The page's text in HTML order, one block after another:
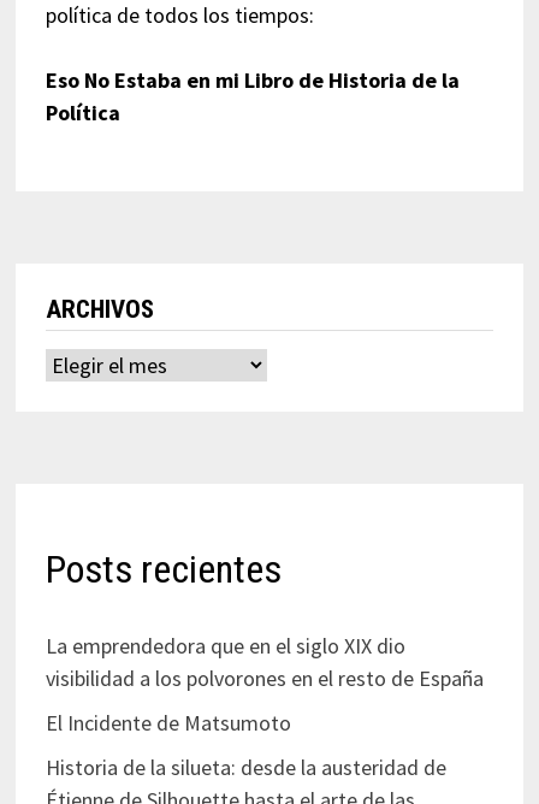
política de todos los tiempos:
Eso No Estaba en mi Libro de Historia de la
Política
ARCHIVOS
Archivos
Posts recientes
La emprendedora que en el siglo XIX dio
visibilidad a los polvorones en el resto de España
El Incidente de Matsumoto
Historia de la silueta: desde la austeridad de